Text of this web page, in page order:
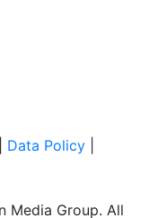
Data Policy
Media Group. All